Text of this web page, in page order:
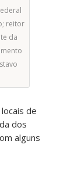
reitor
da
de
dos
alguns